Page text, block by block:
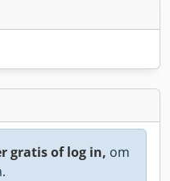
gratis of log in, om